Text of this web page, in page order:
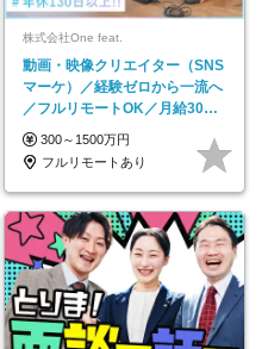
株式会社One feat.
動画・映像クリエイター（SNS
マーケ）／経験ゼロから一流へ
／フルリモートOK／月給30万
円～／年休130日以上
300～1500万円
フルリモートあり